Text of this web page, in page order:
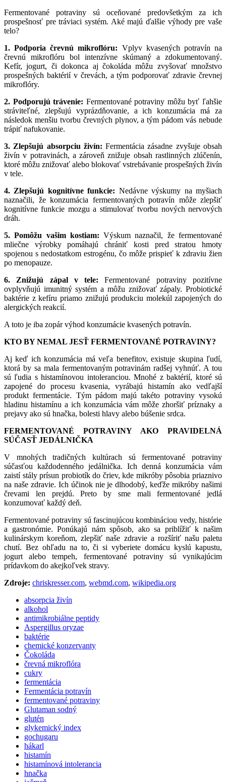
Fermentované potraviny sú oceňované predovšetkým za ich
prospešnosť pre tráviaci systém. Aké majú ďalšie výhody pre vaše
telo?
1. Podporia črevnú mikroflóru: Vplyv kvasených potravín na
črevnú mikroflóru bol intenzívne skúmaný a zdokumentovaný.
Kefír, jogurt, či dokonca aj čokoláda môžu zvyšovať množstvo
prospešných baktérií v črevách, a tým podporovať zdravie črevnej
mikroflóry.
2. Podporujú trávenie: Fermentované potraviny môžu byť ľahšie
stráviteľné, zlepšujú vyprázdňovanie, a ich konzumácia má za
následok menšiu tvorbu črevných plynov, a tým pádom vás nebude
trápiť nafukovanie.
3. Zlepšujú absorpciu živín: Fermentácia zásadne zvyšuje obsah
živín v potravinách, a zároveň znižuje obsah rastlinných zlúčenín,
ktoré môžu znižovať alebo blokovať vstrebávanie prospešných živín
v tele.
4. Zlepšujú kognitívne funkcie: Nedávne výskumy na myšiach
naznačili, že konzumácia fermentovaných potravín môže zlepšiť
kognitívne funkcie mozgu a stimulovať tvorbu nových nervových
dráh.
5. Pomôžu vašim kostiam: Výskum naznačil, že fermentované
mliečne výrobky pomáhajú chrániť kosti pred stratou hmoty
spojenou s nedostatkom estrogénu, čo môže prispieť k zdraviu žien
po menopauze.
6. Znižujú zápal v tele: Fermentované potraviny pozitívne
ovplyvňujú imunitný systém a môžu znižovať zápaly. Probiotické
baktérie z kefíru priamo znižujú produkciu molekúl zapojených do
alergických reakcií.
A toto je iba zopár výhod konzumácie kvasených potravín.
KTO BY NEMAL JESŤ FERMENTOVANÉ POTRAVINY?
Aj keď ich konzumácia má veľa benefitov, existuje skupina ľudí,
ktorá by sa mala fermentovaným potravinám radšej vyhnúť. A tou
sú ľudia s histamínovou intoleranciou. Mnohé z baktérií, ktoré sú
zapojené do procesu kvasenia, vyrábajú histamín ako vedľajší
produkt fermentácie. Tým pádom majú takéto potraviny vysokú
hladinu histamínu a ich konzumácia vám môže zhoršiť príznaky a
prejavy ako sú hnačka, bolesti hlavy alebo búšenie srdca.
FERMENTOVANÉ POTRAVINY AKO PRAVIDELNÁ
SÚČASŤ JEDÁLNIČKA
V mnohých tradičných kultúrach sú fermentované potraviny
súčasťou každodenného jedálnička. Ich denná konzumácia vám
zaistí stály prísun probiotík do čriev, kde mikróby pôsobia priaznivo
na naše zdravie. Ich účinok nie je dlhodobý, keďže mikróby našimi
črevami len prejdú. Preto by sme mali fermentované jedlá
konzumovať každý deň.
Fermentované potraviny sú fascinujúcou kombináciou vedy, histórie
a gastronómie. Ponúkajú nám spôsob, ako sa priblížiť k našim
kulinárskym koreňom, zlepšiť naše zdravie a rozšíriť našu paletu
chutí. Bez ohľadu na to, či si vyberiete domácu kyslú kapustu,
jogurt alebo tempeh, fermentované potraviny sú vynikajúcim
prídavkom do akejkoľvek stravy.
Zdroje: chriskresser.com, webmd.com, wikipedia.org
absorpcia živín
alkohol
antimikrobiálne peptidy
Aspergillus oryzae
baktérie
chemické konzervanty
Čokoláda
črevná mikroflóra
cukry
fermentácia
Fermentácia potravín
fermentované potraviny
Glutaman sodný
glutén
glykemický index
gochugaru
hákarl
histamín
histamínová intolerancia
hnačka